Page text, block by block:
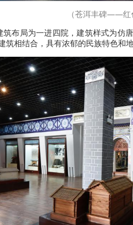
（苍洱丰碑——红
筑布局为一进四院，建筑样式为仿
筑相结合，具有浓郁的民族特色和地